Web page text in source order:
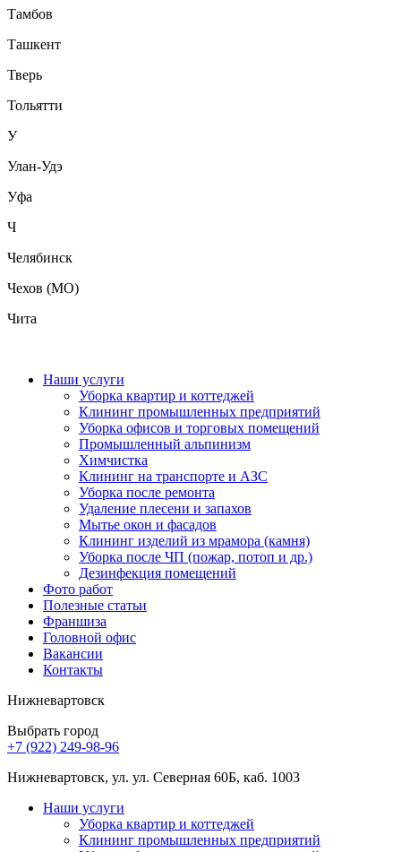
Тамбов
Ташкент
Тверь
Тольятти
У
Улан-Удэ
Уфа
Ч
Челябинск
Чехов (МО)
Чита
Наши услуги
Уборка квартир и коттеджей
Клининг промышленных предприятий
Уборка офисов и торговых помещений
Промышленный альпинизм
Химчистка
Клининг на транспорте и АЗС
Уборка после ремонта
Удаление плесени и запахов
Мытье окон и фасадов
Клининг изделий из мрамора (камня)
Уборка после ЧП (пожар, потоп и др.)
Дезинфекция помещений
Фото работ
Полезные статьи
Франшиза
Головной офис
Вакансии
Контакты
Нижневартовск
Выбрать город
+7 (922) 249-98-96
Нижневартовск, ул. ул. Северная 60Б, каб. 1003
Наши услуги
Уборка квартир и коттеджей
Клининг промышленных предприятий